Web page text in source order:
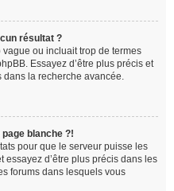
résultat ?
ou incluait trop de termes
Essayez d’être plus précis et
dans la recherche avancée.
blanche ?!
pour que le serveur puisse les
essayez d’être plus précis dans les
forums dans lesquels vous